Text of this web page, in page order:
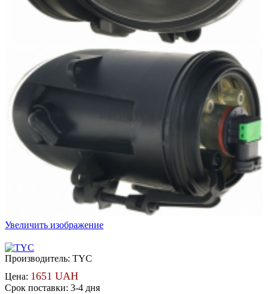
Увеличить изображение
Производитель: TYC
Цена: 1651 UAH
Срок поставки: 3-4 дня